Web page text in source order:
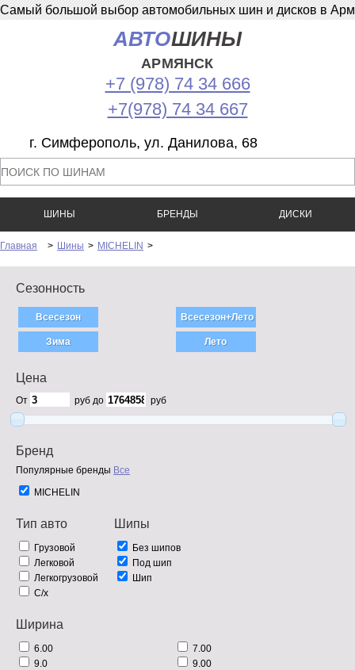
Самый большой выбор автомобильных шин и дисков в
АВТОШИНЫ
АРМЯНСК
+7 (978) 74 34 666
+7(978) 74 34 667
г. Симферополь, ул. Данилова, 68
ШИНЫ БРЕНДЫ ДИСКИ
Главная > Шины > MICHELIN >
Сезонность
Цена
От руб до руб
Бренд
Популярные бренды Все
MICHELIN
Тип авто
Грузовой
Легковой
Легкогрузовой
С/х
Шипы
Без шипов
Под шип
Шип
Ширина
6.00
7.00
9.0
9.00